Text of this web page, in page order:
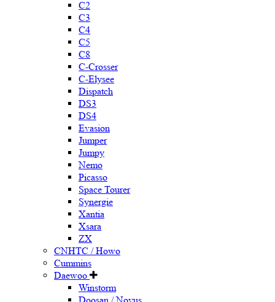
C2
C3
C4
C5
C8
C-Crosser
C-Elysee
Dispatch
DS3
DS4
Evasion
Jumper
Jumpy
Nemo
Picasso
Space Tourer
Synergie
Xantia
Xsara
ZX
CNHTC / Howo
Cummins
Daewoo
Winstorm